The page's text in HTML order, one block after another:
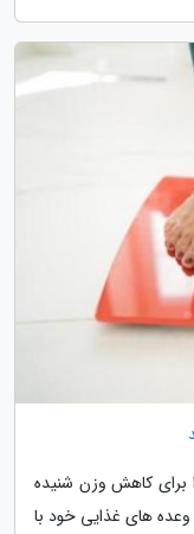
برای کاهش وزن شنیده
های غذایی خود با